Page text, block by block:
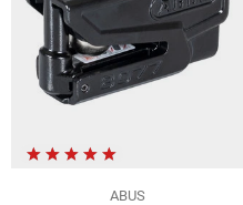
ABUS